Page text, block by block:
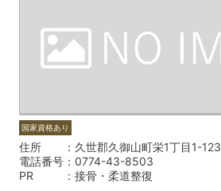
国家資格あり
住所
久世郡久御山町栄1丁目1-123
電話番号
0774-43-8503
PR
接骨・柔道整復